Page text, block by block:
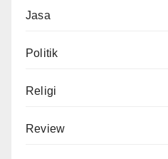
Jasa
Politik
Religi
Review